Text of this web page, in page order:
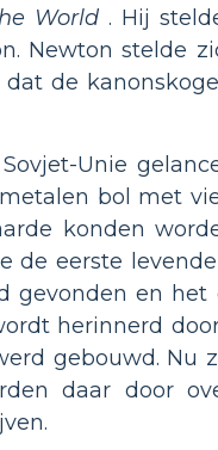
World. Hij
Newton stelde
de
Unie
bol met
konden
eerste levende
gevonden en het
herinnerd
gebouwd. Nu
daar door